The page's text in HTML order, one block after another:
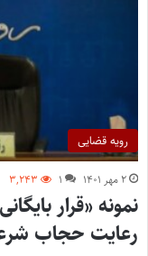
رویه قضایی
۲ مهر ۱۴۰۱ ۱ ۳,۲۴۳
نمونه «قرار
رعایت حجاب